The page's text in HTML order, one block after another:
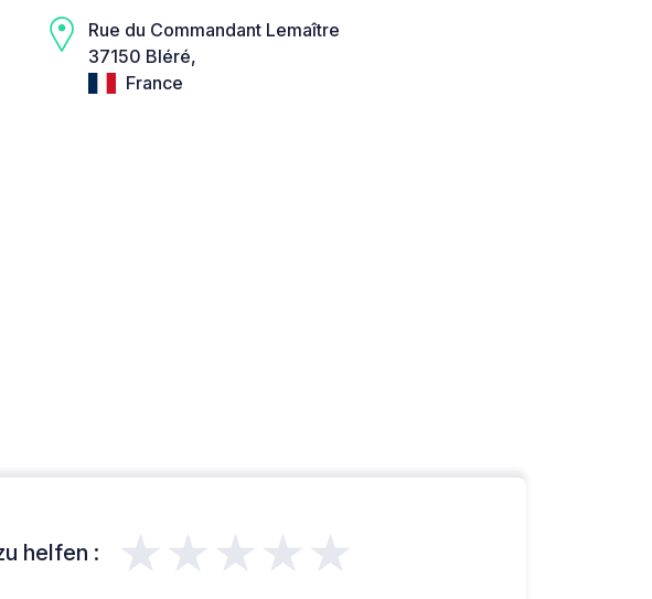
Rue du Commandant Lemaître
37150 Bléré,
France
helfen : ★★★★★